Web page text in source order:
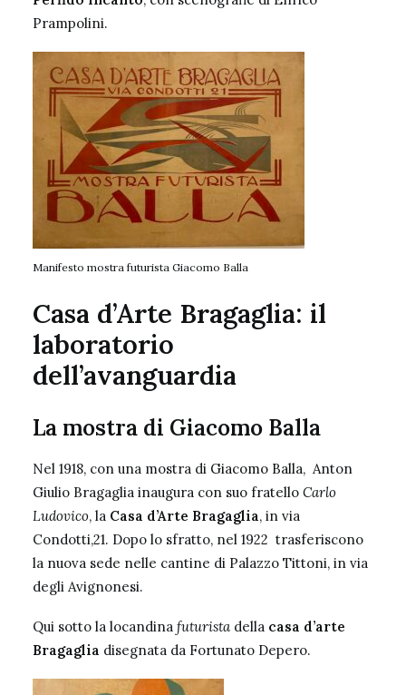
Prampolini.
Manifesto mostra futurista Giacomo Balla
Casa d’Arte Bragaglia: il
laboratorio
dell’avanguardia
La mostra di Giacomo Balla
Nel 1918, con una mostra di Giacomo Balla, Anton
Giulio Bragaglia inaugura con suo fratello Carlo
Ludovico, la Casa d’Arte Bragaglia, in via
Condotti,21. Dopo lo sfratto, nel 1922 trasferiscono
la nuova sede nelle cantine di Palazzo Tittoni, in via
degli Avignonesi.
Qui sotto la locandina futurista della casa d’arte
Bragaglia disegnata da Fortunato Depero.